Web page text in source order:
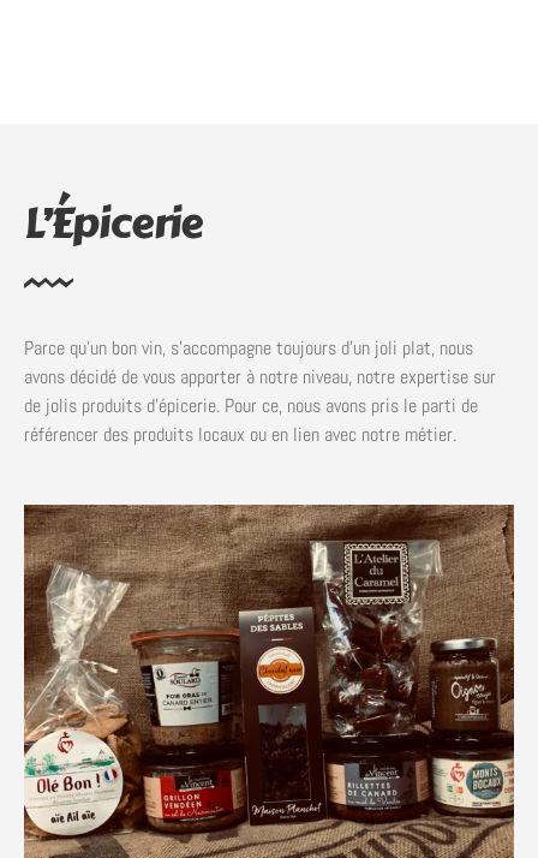
L’Épicerie
Parce qu’un bon vin, s’accompagne toujours d’un joli plat, nous
avons décidé de vous apporter à notre niveau, notre expertise sur
de jolis produits d’épicerie. Pour ce, nous avons pris le parti de
référencer des produits locaux ou en lien avec notre métier.